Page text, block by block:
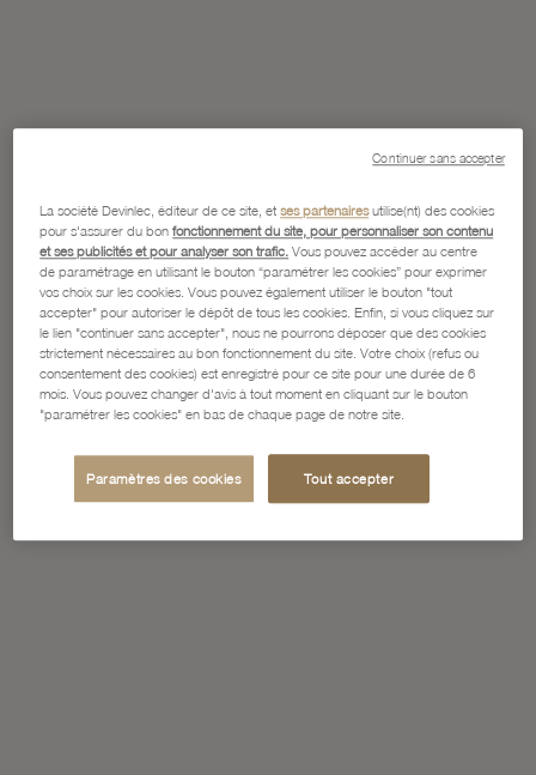
La société Devinlec, éditeur de ce site, etses partenairesutilise(nt) des cookies
pour s'assurer du bonfonctionnement du site, pour personnaliser son contenu
et ses publicités et pour analyser son trafic. Vous pouvez accéder au centre
de paramétrage en utilisant le bouton “paramétrer les cookies” pour exprimer
vos choix sur les cookies. Vous pouvez également utiliser le bouton "tout
accepter" pour autoriser le dépôt de tous les cookies. Enfin, si vous cliquez sur
le lien "continuer sans accepter", nous ne pourrons déposer que des cookies
strictement nécessaires au bon fonctionnement du site. Votre choix (refus ou
consentement des cookies) est enregistré pour ce site pour une durée de 6
mois. Vous pouvez changer d'avis à tout moment en cliquant sur le bouton
"paramétrer les cookies" en bas de chaque page de notre site.
Paramètres des cookies Tout accepter
Continuer sans accepter